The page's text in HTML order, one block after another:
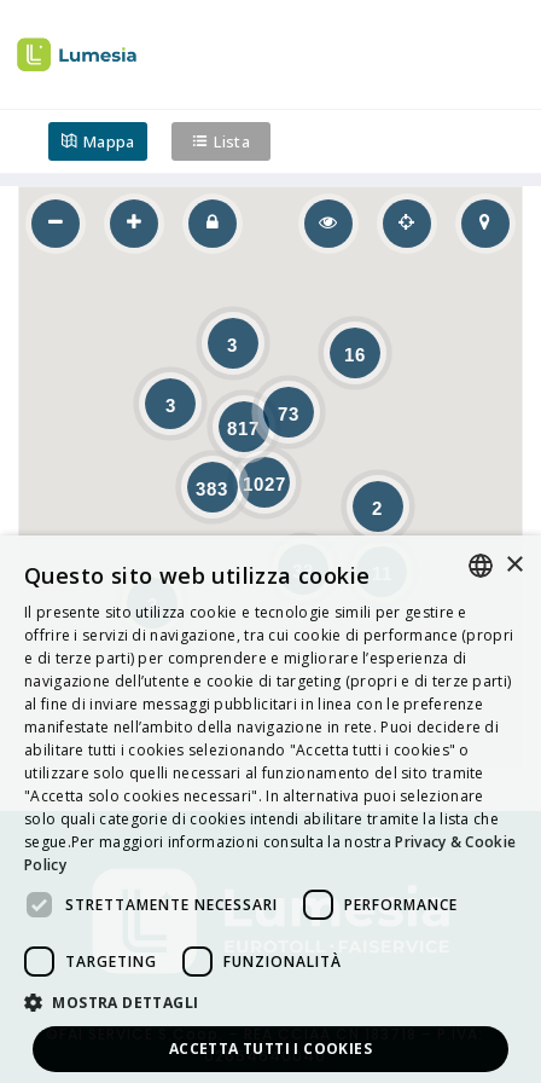
Mappa Lista
1027
383
817
16
73
3
33
3
3
2
©FAI SERVICE S.Coop. – REA CCIAA CN 183718 – P.IVA:
02654640040
ITALIAN
ENGLISH
FRENCH
HUNGARIAN
DEUTSCH
POLSKI
PORTUGUÊS
×
Questo sito web utilizza cookie
Il presente sito utilizza cookie e tecnologie simili per gestire e
offrire i servizi di navigazione, tra cui cookie di performance (propri
e di terze parti) per comprendere e migliorare l’esperienza di
navigazione dell’utente e cookie di targeting (propri e di terze parti)
al fine di inviare messaggi pubblicitari in linea con le preferenze
manifestate nell’ambito della navigazione in rete. Puoi decidere di
abilitare tutti i cookies selezionando "Accetta tutti i cookies" o
utilizzare solo quelli necessari al funzionamento del sito tramite
"Accetta solo cookies necessari". In alternativa puoi selezionare
solo quali categorie di cookies intendi abilitare tramite la lista che
segue.Per maggiori informazioni consulta la nostra Privacy & Cookie
Policy
STRETTAMENTE NECESSARI
PERFORMANCE
TARGETING FUNZIONALITÀ
MOSTRA DETTAGLI
ACCETTA TUTTI I COOKIES